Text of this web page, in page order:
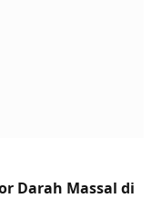
Darah Massal di